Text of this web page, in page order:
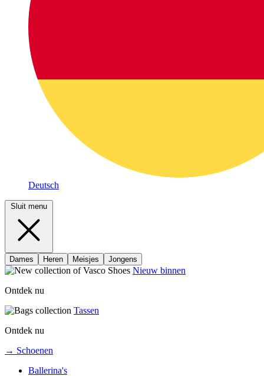
Deutsch
Sluit menu
Dames Heren Meisjes Jongens
Nieuw binnen
Ontdek nu
Tassen
Ontdek nu
→ Schoenen
Ballerina's